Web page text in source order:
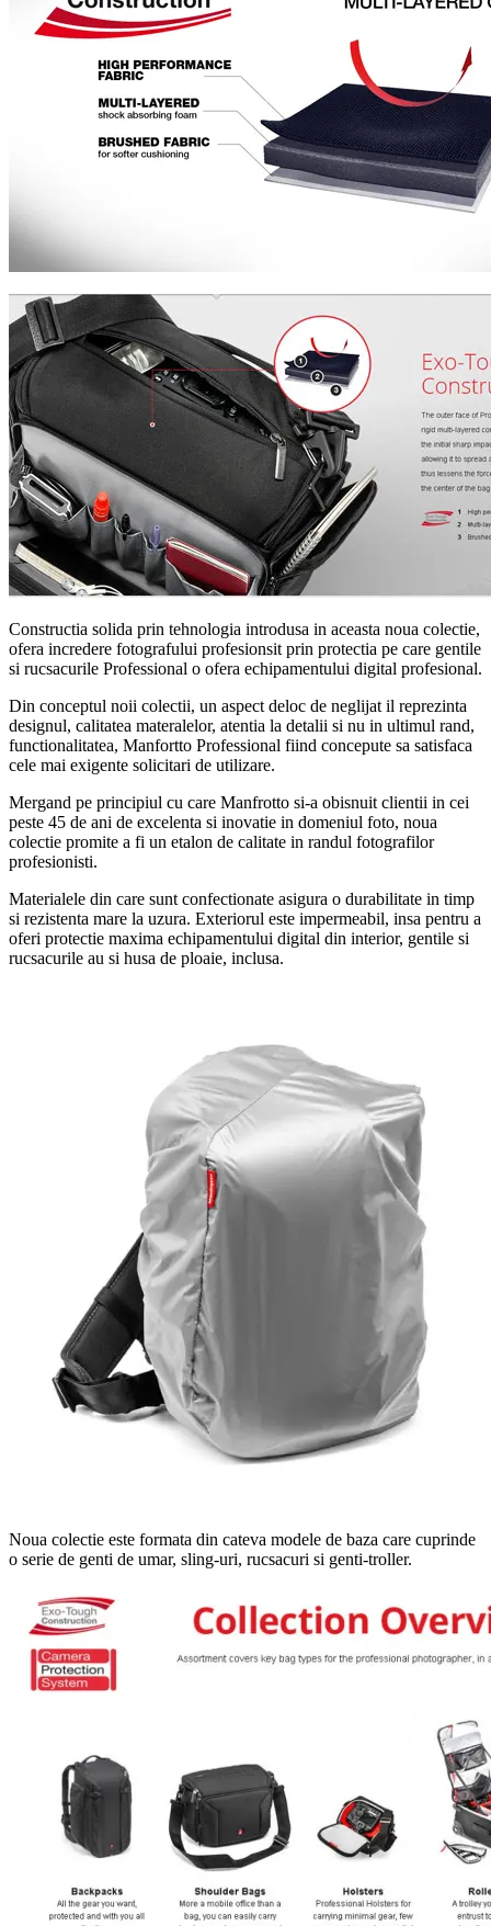
Constructia solida prin tehnologia introdusa in aceasta noua colectie,
ofera incredere fotografului profesionsit prin protectia pe care gentile
si rucsacurile Professional o ofera echipamentului digital profesional.
Din conceptul noii colectii, un aspect deloc de neglijat il reprezinta
designul, calitatea materalelor, atentia la detalii si nu in ultimul rand,
functionalitatea, Manfortto Professional fiind concepute sa satisfaca
cele mai exigente solicitari de utilizare.
Mergand pe principiul cu care Manfrotto si-a obisnuit clientii in cei
peste 45 de ani de excelenta si inovatie in domeniul foto, noua
colectie promite a fi un etalon de calitate in randul fotografilor
profesionisti.
Materialele din care sunt confectionate asigura o durabilitate in timp
si rezistenta mare la uzura. Exteriorul este impermeabil, insa pentru a
oferi protectie maxima echipamentului digital din interior, gentile si
rucsacurile au si husa de ploaie, inclusa.
Noua colectie este formata din cateva modele de baza care cuprinde
o serie de genti de umar, sling-uri, rucsacuri si genti-troller.